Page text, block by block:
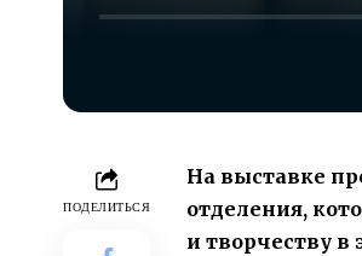
ПОДЕЛИТЬСЯ
На выставке
отделения,
и творчеству в